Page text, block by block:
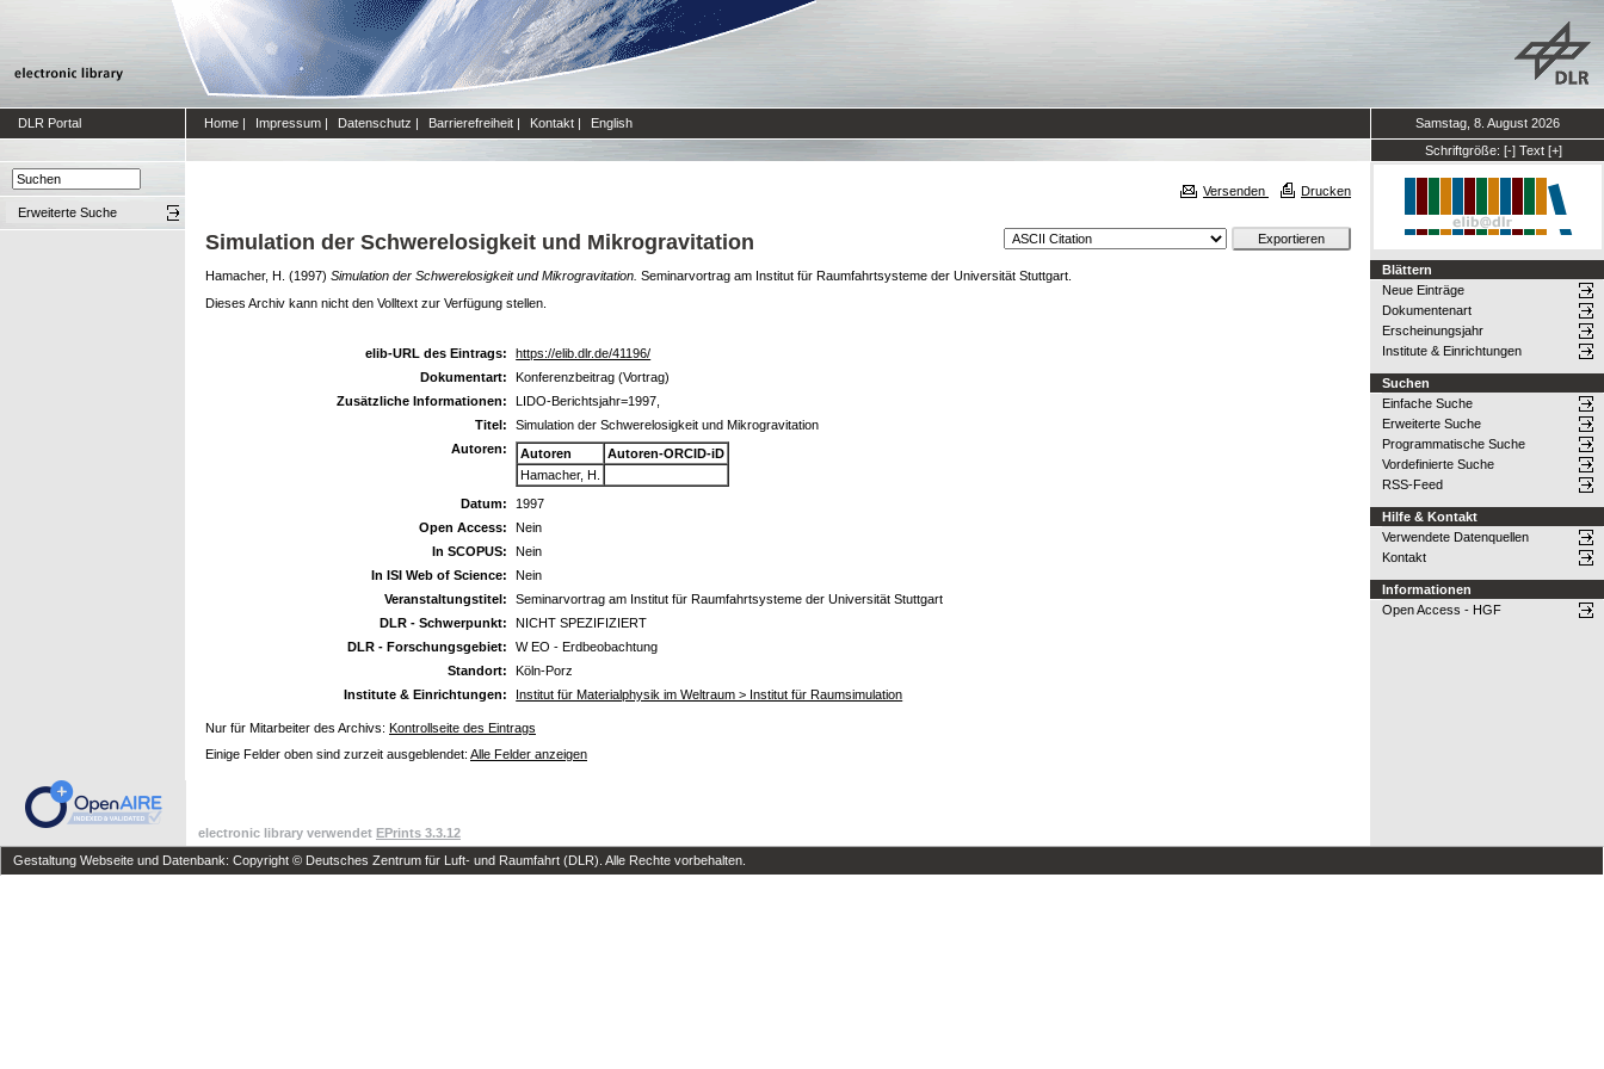
DLR Portal Home | Impressum | Datenschutz | Barrierefreiheit | Kontakt | English
Samstag, 8. August 2026
Schriftgröße: [-] Text [+]
Erweiterte Suche
Versenden Drucken
Simulation der Schwerelosigkeit und Mikrogravitation
Hamacher, H. (1997) Simulation der Schwerelosigkeit und Mikrogravitation. Seminarvortrag am Institut für Raumfahrtsysteme der Universität Stuttgart.
Dieses Archiv kann nicht den Volltext zur Verfügung stellen.
elib-URL des Eintrags:
https://elib.dlr.de/41196/
Dokumentart:
Konferenzbeitrag (Vortrag)
Zusätzliche Informationen:
LIDO-Berichtsjahr=1997,
Titel:
Simulation der Schwerelosigkeit und Mikrogravitation
Autoren:
Autoren
Autoren-ORCID-iD
Hamacher, H.
Datum:
1997
Open Access:
Nein
In SCOPUS:
Nein
In ISI Web of Science:
Nein
Veranstaltungstitel:
Seminarvortrag am Institut für Raumfahrtsysteme der Universität Stuttgart
DLR - Schwerpunkt:
NICHT SPEZIFIZIERT
DLR - Forschungsgebiet:
W EO - Erdbeobachtung
Standort:
Köln-Porz
Institute & Einrichtungen:
Institut für Materialphysik im Weltraum > Institut für Raumsimulation
Nur für Mitarbeiter des Archivs: Kontrollseite des Eintrags
Einige Felder oben sind zurzeit ausgeblendet: Alle Felder anzeigen
Blättern
Neue Einträge
Dokumentenart
Erscheinungsjahr
Institute & Einrichtungen
Suchen
Einfache Suche
Erweiterte Suche
Programmatische Suche
Vordefinierte Suche
RSS-Feed
Hilfe & Kontakt
Verwendete Datenquellen
Kontakt
Informationen
Open Access - HGF
electronic library verwendet EPrints 3.3.12
Gestaltung Webseite und Datenbank: Copyright © Deutsches Zentrum für Luft- und Raumfahrt (DLR). Alle Rechte vorbehalten.